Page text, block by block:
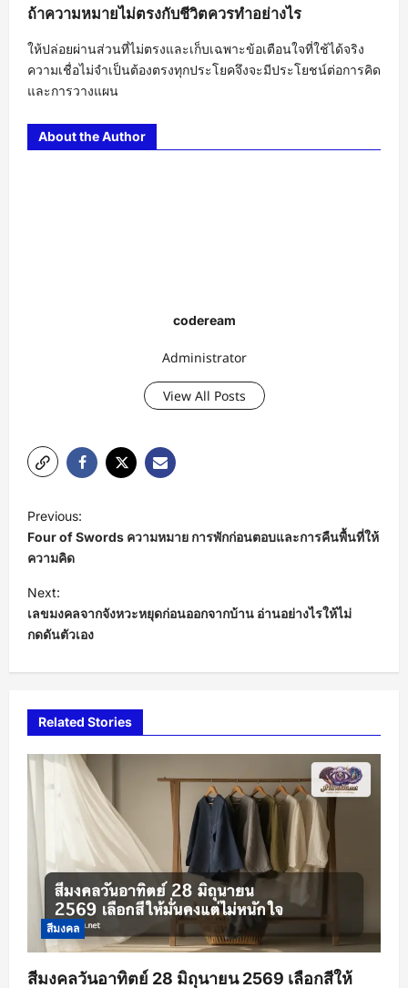
ถ้าความหมายไม่ตรงกับชีวิตควรทำอย่างไร
ให้ปล่อยผ่านส่วนที่ไม่ตรงและเก็บเฉพาะข้อเตือนใจที่ใช้ได้จริง
ความเชื่อไม่จำเป็นต้องตรงทุกประโยคจึงจะมีประโยชน์ต่อการคิด
และการวางแผน
About the Author
codeream
Administrator
View All Posts
o
s
t
n
a
v
g
a
t
o
Previous:
Four of Swords ความหมาย การพักก่อนตอบและการคืนพื้นที่ให้
ความคิด
Next:
เลขมงคลจากจังหวะหยุดก่อนออกจากบ้าน อ่านอย่างไรให้ไม่
กดดันตัวเอง
Related Stories
สีมงคล
สีมงคลวันอาทิตย์ 28 มิถุนายน 2569 เลือกสีให้